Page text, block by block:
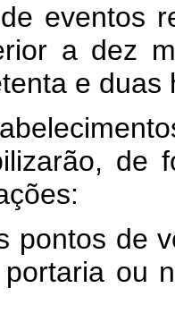
eventos
a dez
e duas
de
pontos de
portaria ou